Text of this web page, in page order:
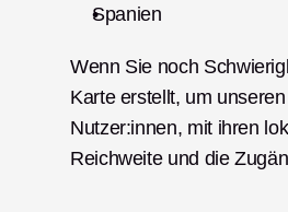
Spanien
Wenn Sie noch
Karte erstellt, um
Nutzer:innen, mit ihren
Reichweite und die